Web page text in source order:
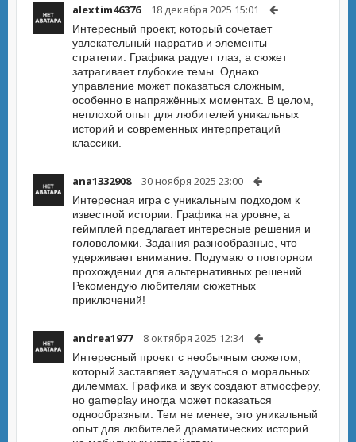
alextim46376 18 декабря 2025 15:01
Интересный проект, который сочетает
увлекательный нарратив и элементы
стратегии. Графика радует глаз, а сюжет
затрагивает глубокие темы. Однако
управление может показаться сложным,
особенно в напряжённых моментах. В целом,
неплохой опыт для любителей уникальных
историй и современных интерпретаций
классики.
ana1332908 30 ноября 2025 23:00
Интересная игра с уникальным подходом к
известной истории. Графика на уровне, а
геймплей предлагает интересные решения и
головоломки. Задания разнообразные, что
удерживает внимание. Подумаю о повторном
прохождении для альтернативных решений.
Рекомендую любителям сюжетных
приключений!
andrea1977 8 октября 2025 12:34
Интересный проект с необычным сюжетом,
который заставляет задуматься о моральных
дилеммах. Графика и звук создают атмосферу,
но gameplay иногда может показаться
однообразным. Тем не менее, это уникальный
опыт для любителей драматических историй